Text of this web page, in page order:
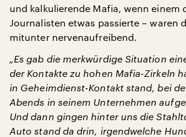
und kalkulierende Mafia, wenn einem
Journalisten etwas passierte – waren
mitunter nervenaufreibend.
„Es gab die merkwürdige Situation
der Kontakte zu hohen Mafia-Zirkeln
in Geheimdienst-Kontakt stand, bei
Abends in seinem Unternehmen
Und dann gingen hinter uns die
Auto stand da drin, irgendwelche